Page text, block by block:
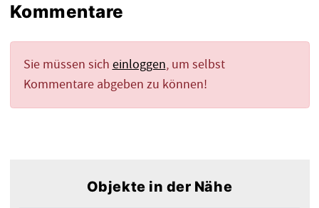
Kommentare
Sie müssen sich einloggen, um selbst
Kommentare abgeben zu können!
Objekte in der Nähe